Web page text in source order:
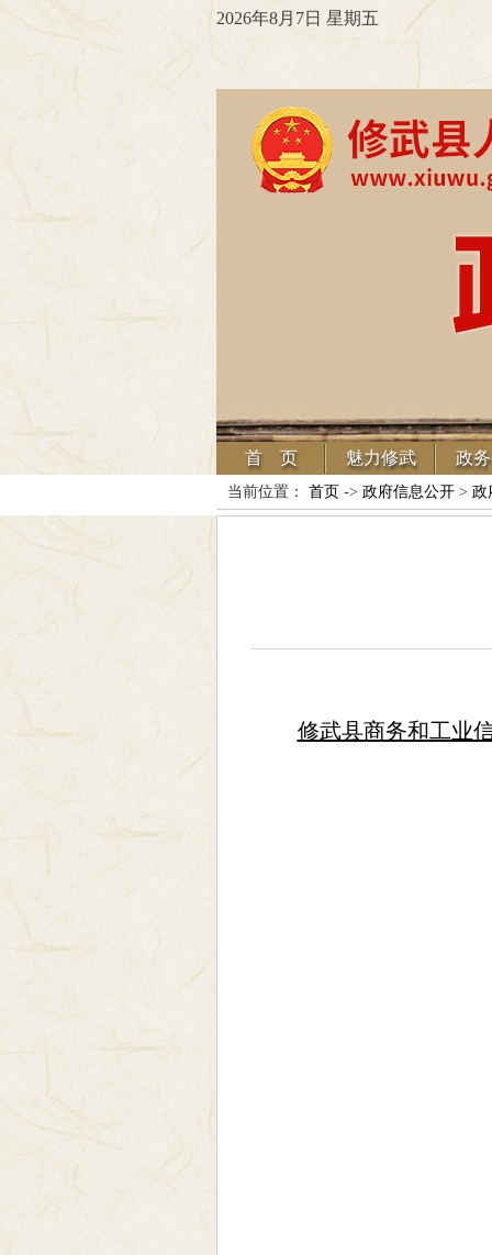
2026年8月7日 星期五
首 页 魅力修武 政
当前位置： 首页 -> 政府信息公开> 政
修武县商务和工业